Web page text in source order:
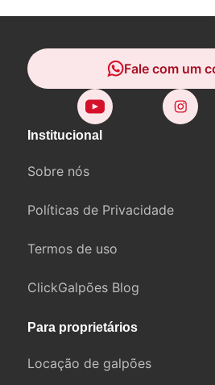
Institucional
Sobre nós
Políticas de Privacidade
Termos de uso
ClickGalpões Blog
Para proprietários
Locação de galpões
Fale com um